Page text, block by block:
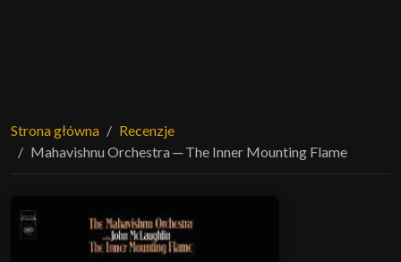
Strona główna
Recenzje
Mahavishnu Orchestra ─ The Inner Mounting Flame